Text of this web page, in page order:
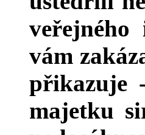
vám
přikazuje
majetku